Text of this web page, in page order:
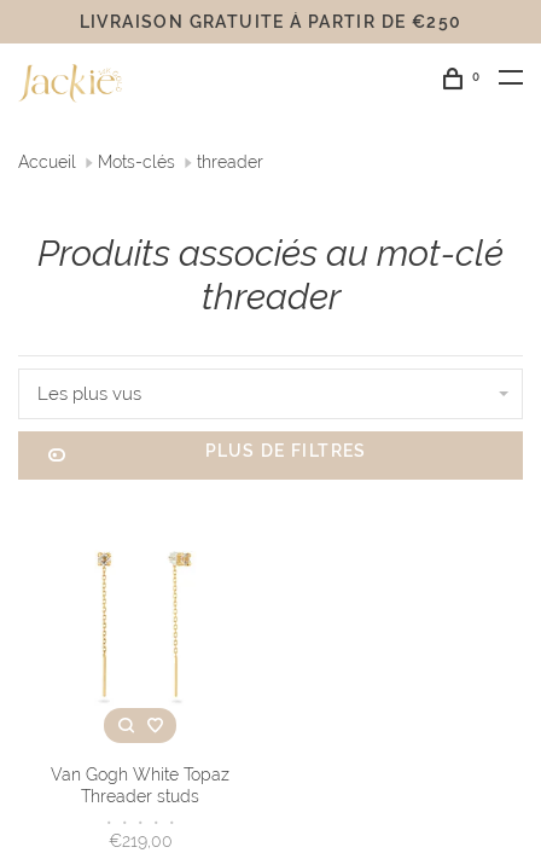
LIVRAISON GRATUITE Á PARTIR DE €250
0
Accueil Mots-clés threader
Produits associés au mot-clé
threader
Les plus vus
PLUS DE FILTRES
Van Gogh White Topaz
Threader studs
• • • • •
€219,00